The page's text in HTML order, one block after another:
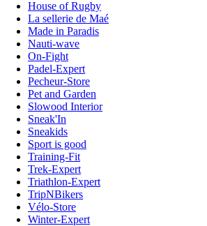
House of Rugby
La sellerie de Maé
Made in Paradis
Nauti-wave
On-Fight
Padel-Expert
Pecheur-Store
Pet and Garden
Slowood Interior
Sneak'In
Sneakids
Sport is good
Training-Fit
Trek-Expert
Triathlon-Expert
TripNBikers
Vélo-Store
Winter-Expert